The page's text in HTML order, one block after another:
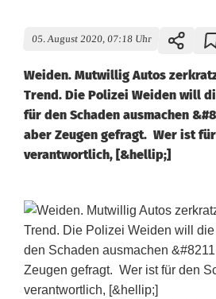
05. August 2020, 07:18 Uhr
Weiden. Mutwillig Autos
Trend. Die Polizei Weiden will
für den Schaden ausmachen
aber Zeugen gefragt. Wer ist
verantwortlich, [&hellip;]